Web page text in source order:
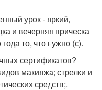
урок - яркий,
и вечерняя прическа
то, что нужно (с).
сертификатов?
макияжа; стрелки и
средств;.